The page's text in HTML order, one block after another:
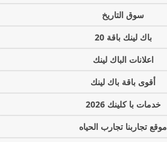
سوق التاريخ
باك لينك باقة 20
اعلانات الباك لينك
أقوى باقة باك لينك
خدمات با كلينك 2026
موقع تجاربنا تجارب الحياه